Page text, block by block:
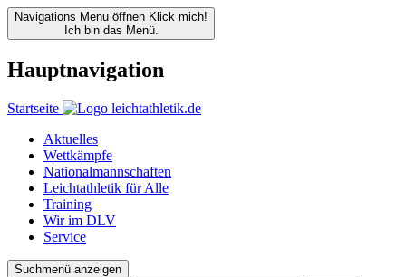
Navigations Menu öffnen Klick mich!
Ich bin das Menü.
Hauptnavigation
Startseite
Aktuelles
Wettkämpfe
Nationalmannschaften
Leichtathletik für Alle
Training
Wir im DLV
Service
Suchmenü anzeigen